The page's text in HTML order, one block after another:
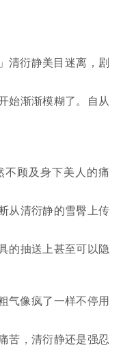
静美目迷离，剧
始渐渐模糊了。自从
顾及身下美人的痛
从清衍静的雪臀上传
的抽送上甚至可以隐
像疯了一样不停用
苦，清衍静还是强忍